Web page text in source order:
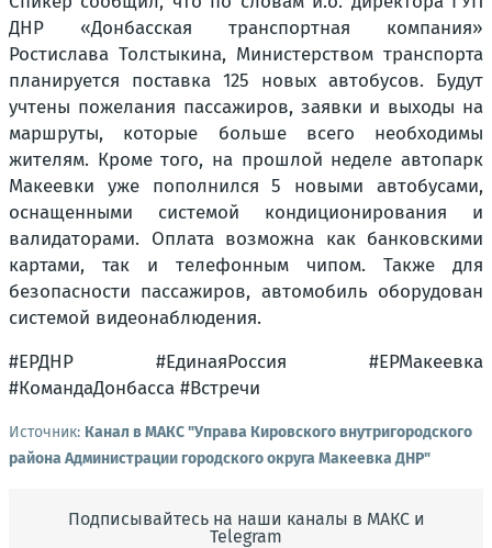
ДНР «Донбасская транспортная компания»
Ростислава Толстыкина, Министерством транспорта
планируется поставка 125 новых автобусов. Будут
учтены пожелания пассажиров, заявки и выходы на
маршруты, которые больше всего необходимы
жителям. Кроме того, на прошлой неделе автопарк
Макеевки уже пополнился 5 новыми автобусами,
оснащенными системой кондиционирования и
валидаторами. Оплата возможна как банковскими
картами, так и телефонным чипом. Также для
безопасности пассажиров, автомобиль оборудован
системой видеонаблюдения.
#ЕРДНР #ЕдинаяРоссия #ЕРМакеевка
#КомандаДонбасса #Встречи
Источник: Канал в МАКС "Управа Кировского внутригородского
района Администрации городского округа Макеевка ДНР"
Подписывайтесь на наши каналы в МАКС и
Telegram